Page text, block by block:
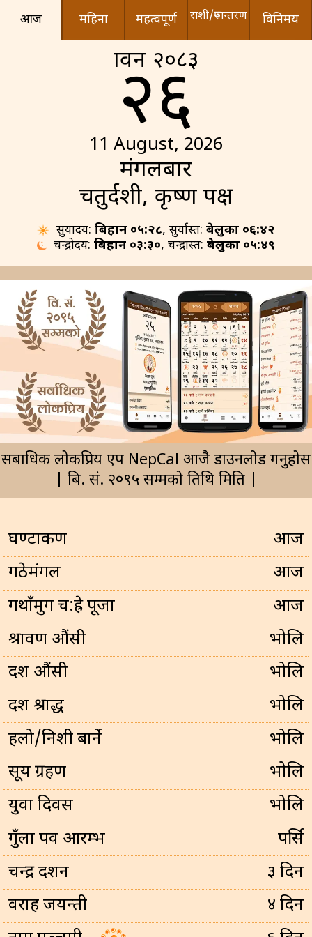
आज महिना महत्वपूर्ण राशी/रुपान्तरण विनिमय
श्रावन २०८३
२६
11 August, 2026
मंगलबार
चतुर्दशी, कृष्ण पक्ष
सुर्योदय: बिहान ०५:२८, सुर्यास्त: बेलुका ०६:४२
चन्द्रोदय: बिहान ०३:३०, चन्द्रास्त: बेलुका ०५:४९
सर्बाधिक लोकप्रिय एप NepCal आजै डाउनलोड गर्नुहोस
| बि. सं. २०९५ सम्मको तिथि मिति |
घण्टाकर्ण
आज
गठेमंगल
आज
गथाँमुग च:ह्रे पूजा
आज
श्रावण औंसी
भोलि
दर्श औंसी
भोलि
दर्श श्राद्ध
भोलि
हलो/निशी बार्ने
भोलि
सूर्य ग्रहण
भोलि
युवा दिवस
भोलि
गुँला पर्व आरम्भ
पर्सि
चन्द्र दर्शन
३ दिन
वराह जयन्ती
४ दिन